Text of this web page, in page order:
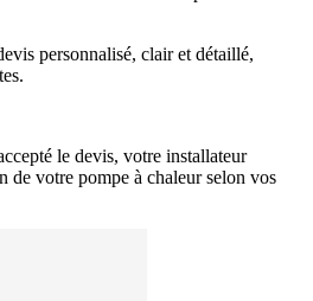
personnalisé, clair et détaillé,
le devis, votre installateur
de votre pompe à chaleur selon vos